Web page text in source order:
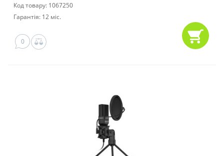
Код товару: 1067250
Гарантія: 12 міс.
0